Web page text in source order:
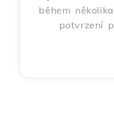
během
potvrzení